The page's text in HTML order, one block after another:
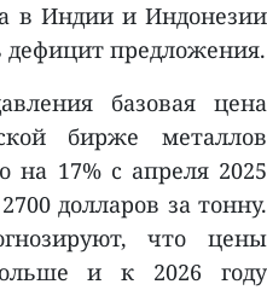
в Индии и Индонезии
дефицит предложения.
базовая цена
бирже металлов
на 17% с апреля 2025
долларов за тонну.
что цены
и к 2026 году